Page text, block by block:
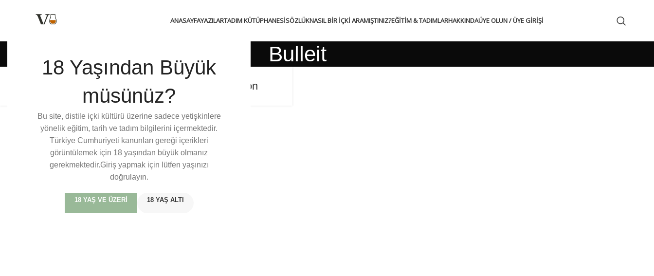
18 Yaşından Büyük
müsünüz?
Bu site, distile içki kültürü üzerine sadece yetişkinlere
yönelik eğitim, tarih ve tadım bilgilerini içermektedir.
Türkiye Cumhuriyeti kanunları gereği içerikleri
görüntülemek için 18 yaşından büyük olmanız
gerekmektedir.Giriş yapmak için lütfen yaşınızı
doğrulayın.
18 YAŞ VE ÜZERI 18 YAŞ ALTI
ANASAYFAYAZILARTADIM KÜTÜPHANESISÖZLÜKNASIL BIR İÇKI ARAMIŞTINIZ?EĞITIM & TADIMLARHAKKINDAÜYE OLUN / ÜYE GIRIŞI
Bulleit
Bulleit Bourbon